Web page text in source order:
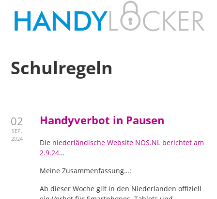
Schulregeln
02
SEP.
2024
Handyverbot in Pausen
Die niederländische Website NOS.NL berichtet am
2.9.24…
Meine Zusammenfassung…:
Ab dieser Woche gilt in den Niederlanden offiziell